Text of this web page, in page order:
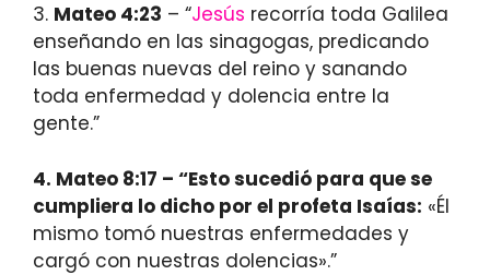
3. Mateo 4:23 – “Jesús recorría toda Galilea
enseñando en las sinagogas, predicando
las buenas nuevas del reino y sanando
toda enfermedad y dolencia entre la
gente.”
4. Mateo 8:17 – “Esto sucedió para que se
cumpliera lo dicho por el profeta Isaías: «Él
mismo tomó nuestras enfermedades y
cargó con nuestras dolencias».”